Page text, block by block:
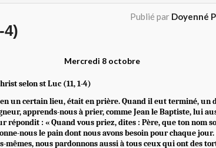
Publié par Doyenné
4)
Mercredi 8 octobre
selon st Luc (11, 1-4)
un certain lieu, était en prière. Quand il eut terminé, un
apprends-nous à prier, comme Jean le Baptiste, lui
répondit : « Quand vous priez, dites : Père, que ton nom
nous le pain dont nous avons besoin pour chaque
mêmes, nous pardonnons aussi à tous ceux qui ont des